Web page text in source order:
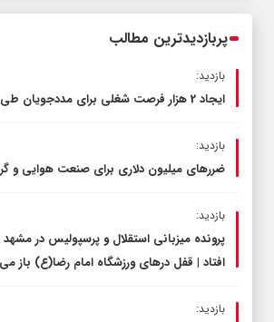
پربازدیدترین مطالب
بازدید:
ایجاد 2 هزار فرصت شغلی برای مددجویان طی ۵ سال گذشته
بازدید:
ضررهای میلیون دلاری برای صنعت هوایی و
بازدید:
پرونده میزبانی استقلال و پرسپولیس در مشهد
افتاد | قفل در‌های ورزشگاه امام رضا(ع) باز
بازدید: